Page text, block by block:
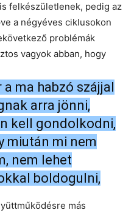
felkészületlenek, pedig az
a négyéves ciklusokon
problémák
vagyok abban, hogy
ma habzó szájjal
arra jönni,
kell gondolkodni,
miután mi nem
nem lehet
boldogulni,
más